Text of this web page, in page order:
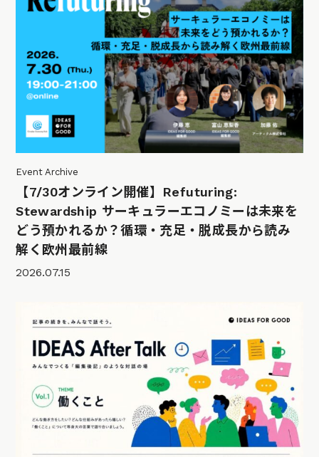
Event Archive
【7/30オンライン開催】Refuturing:
Stewardship サーキュラーエコノミーは未来を
どう預かれるか？循環・充足・脱成長から読み
解く欧州最前線
2026.07.15